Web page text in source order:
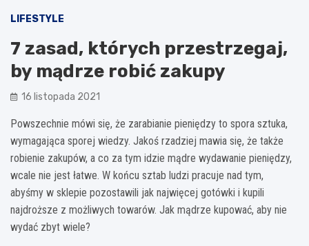
LIFESTYLE
7 zasad, których przestrzegaj,
by mądrze robić zakupy
16 listopada 2021
Powszechnie mówi się, że zarabianie pieniędzy to spora sztuka,
wymagająca sporej wiedzy. Jakoś rzadziej mawia się, że także
robienie zakupów, a co za tym idzie mądre wydawanie pieniędzy,
wcale nie jest łatwe. W końcu sztab ludzi pracuje nad tym,
abyśmy w sklepie pozostawili jak najwięcej gotówki i kupili
najdroższe z możliwych towarów. Jak mądrze kupować, aby nie
wydać zbyt wiele?